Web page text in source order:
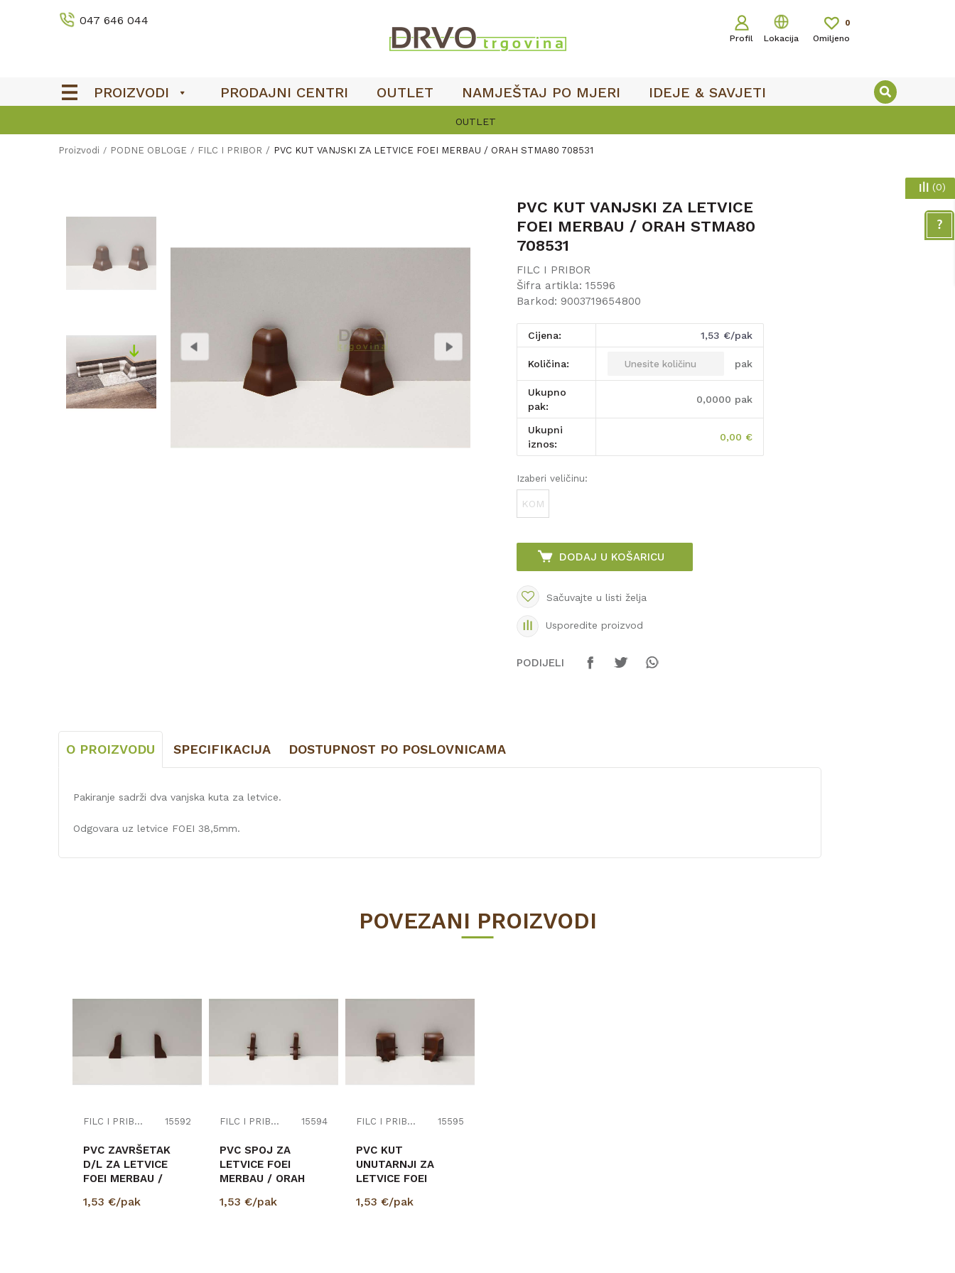
047 646 044
Profil Lokacija Omiljeno
0
PROIZVODI PRODAJNI CENTRI OUTLET NAMJEŠTAJ PO MJERI IDEJE & SAVJETI
OUTLET
Proizvodi PODNE OBLOGE FILC I PRIBOR PVC KUT VANJSKI ZA LETVICE FOEI MERBAU / ORAH STMA80 708531
PVC KUT VANJSKI ZA LETVICE
FOEI MERBAU / ORAH STMA80
708531
FILC I PRIBOR
Šifra artikla: 15596
Barkod: 9003719654800
Cijena: 1,53 €/pak
Količina: pak
Ukupno
pak:
0,0000 pak
Ukupni
iznos:
0,00 €
Izaberi veličinu:
KOM
DODAJ U KOŠARICU
Sačuvajte u listi želja
Usporedite proizvod
PODIJELI
O PROIZVODU SPECIFIKACIJA DOSTUPNOST PO POSLOVNICAMA
Pakiranje sadrži dva vanjska kuta za letvice.
Odgovara uz letvice FOEI 38,5mm.
PVC
POVEZANI PROIZVODI
FILC I PRIBOR 15592
PVC ZAVRŠETAK
D/L ZA LETVICE
FOEI MERBAU /
708535
1,53 €/pak
FILC I PRIBOR 15594
PVC SPOJ ZA
LETVICE FOEI
MERBAU / ORAH
1,53 €/pak
FILC I PRIBOR 15595
PVC KUT
UNUTARNJI ZA
LETVICE FOEI
STMA80 708533
1,53 €/pak
(0)